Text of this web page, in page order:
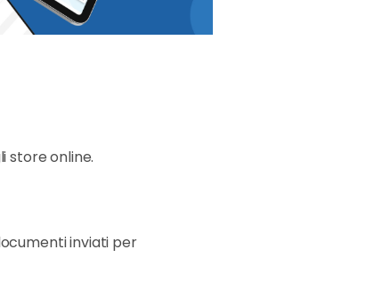
store online.
inviati per